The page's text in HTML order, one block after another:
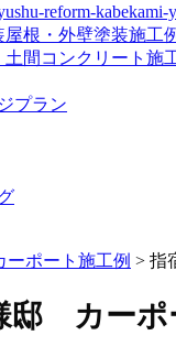
屋根・外壁塗装施工
プラン
ーポート施工例 > 指
カーポ